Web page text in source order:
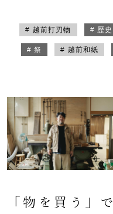
# 越前打刃物 # 歴史
# 祭 # 越前和紙
「物を買う」で